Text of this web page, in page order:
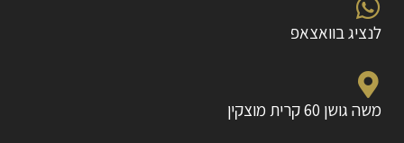
לנציג בוואצאפ
משה גושן 60 קרית מוצקין